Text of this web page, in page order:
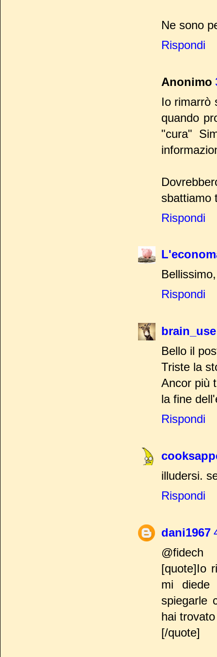
Ne sono
Rispondi
Anonimo
Io rimarrò
quando
"cura"
sbattiamo
Rispondi
Rispondi
brain_use
Bello il
Triste la
Ancor più
la fine
Rispondi
illudersi.
Rispondi
dani1967
@fidech
[quote]Io
mi diede
spiegarle
hai
[/quote]